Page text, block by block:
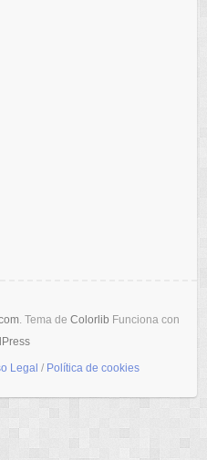
. Tema de Colorlib Funciona con
Legal / Política de cookies